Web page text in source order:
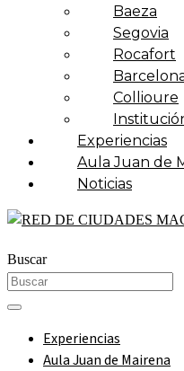
Baeza
Segovia
Rocafort
Collioure
Experiencias
Aula Juan de
Noticias
Buscar
Experiencias
Aula Juan de Mairena